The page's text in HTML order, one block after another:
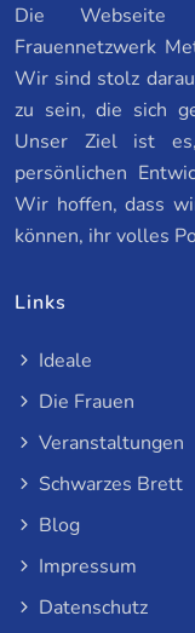
Die Webseite
Frauennetzwerk
Wir sind stolz
zu sein, die sich
Unser Ziel ist
persönlichen
Wir hoffen, dass
können, ihr volles
Links
Ideale
Die Frauen
Veranstaltungen
Schwarzes Brett
Blog
Impressum
Datenschutz